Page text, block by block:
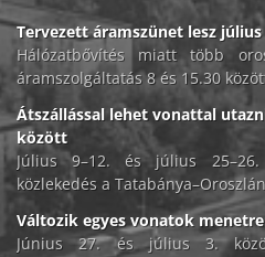
Tervezett áramszünet lesz július
Hálózatbővítés miatt több
áramszolgáltatás 8 és 15.30
Átszállással lehet vonattal
között
Július 9–12. és július
közlekedés a
Változik egyes vonatok
Június 27. és július 3.